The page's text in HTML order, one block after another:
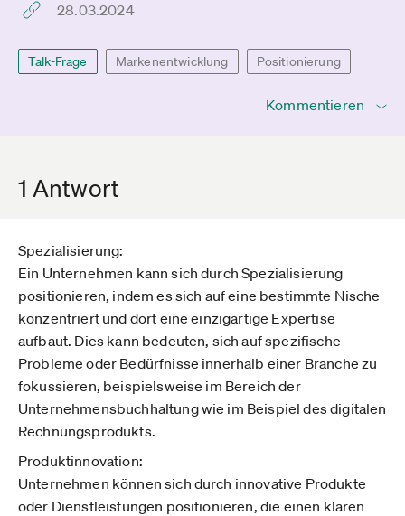
28.03.2024
Talk-Frage Markenentwicklung Positionierung
Kommentieren
1 Antwort
Spezialisierung:
Ein Unternehmen kann sich durch Spezialisierung
positionieren, indem es sich auf eine bestimmte Nische
konzentriert und dort eine einzigartige Expertise
aufbaut. Dies kann bedeuten, sich auf spezifische
Probleme oder Bedürfnisse innerhalb einer Branche zu
fokussieren, beispielsweise im Bereich der
Unternehmensbuchhaltung wie im Beispiel des digitalen
Rechnungsprodukts.
Produktinnovation:
Unternehmen können sich durch innovative Produkte
oder Dienstleistungen positionieren, die einen klaren